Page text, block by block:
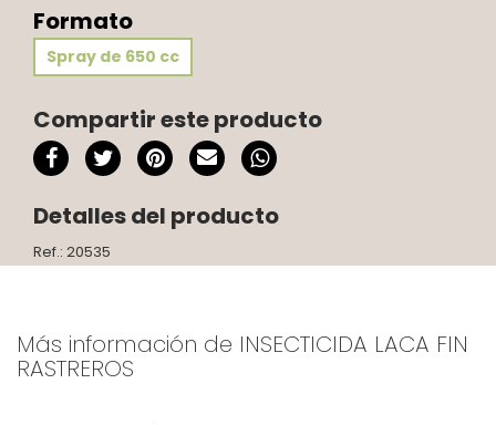
Formato
Spray de 650 cc
Compartir este producto
Detalles del producto
Ref.: 20535
Más información de INSECTICIDA LACA FIN
RASTREROS